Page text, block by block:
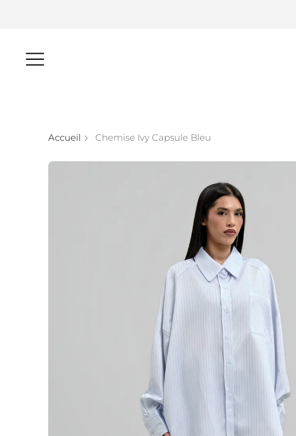
Accueil Chemise Ivy Capsule Bleu